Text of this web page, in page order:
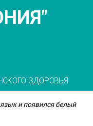
ЗДОРОВЬЯ
и появился белый